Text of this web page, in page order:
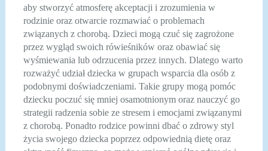
aby stworzyć atmosferę akceptacji i zrozumienia w
rodzinie oraz otwarcie rozmawiać o problemach
związanych z chorobą. Dzieci mogą czuć się zagrożone
przez wygląd swoich rówieśników oraz obawiać się
wyśmiewania lub odrzucenia przez innych. Dlatego warto
rozważyć udział dziecka w grupach wsparcia dla osób z
podobnymi doświadczeniami. Takie grupy mogą pomóc
dziecku poczuć się mniej osamotnionym oraz nauczyć go
strategii radzenia sobie ze stresem i emocjami związanymi
z chorobą. Ponadto rodzice powinni dbać o zdrowy styl
życia swojego dziecka poprzez odpowiednią dietę oraz